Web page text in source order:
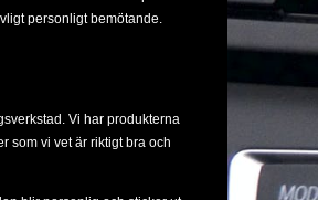
personligt bemötande.
Vi har produkterna
som vi vet är riktigt bra och